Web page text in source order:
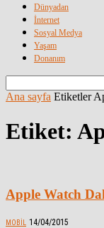
Dünyadan
İnternet
Sosyal Medya
Yaşam
Donanım
Ana sayfa Etiketler
Etiket:
Apple Watch
MOBIL 14/04/2015